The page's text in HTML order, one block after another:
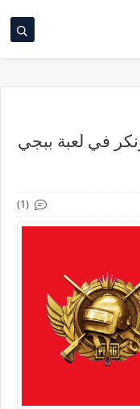
في لعبة ببجي
(1)